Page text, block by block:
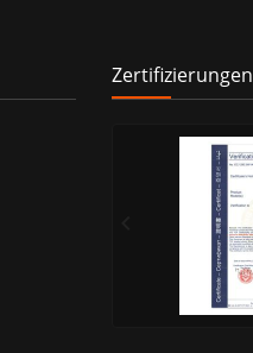
Zertifizierungen